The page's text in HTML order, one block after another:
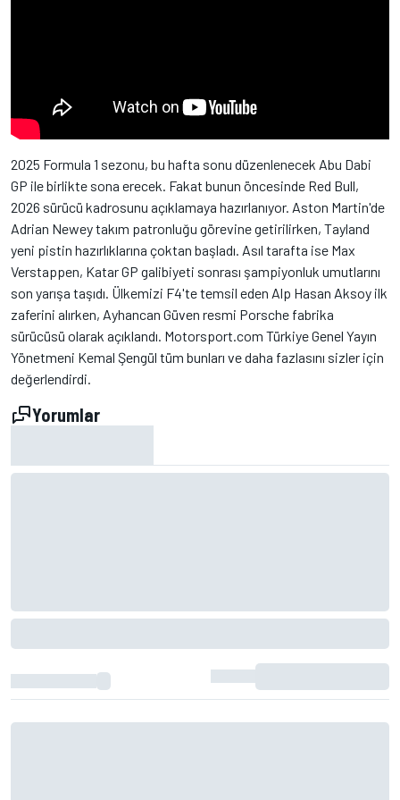
2025 Formula 1 sezonu, bu hafta sonu düzenlenecek Abu Dabi
GP ile birlikte sona erecek. Fakat bunun öncesinde Red Bull,
2026 sürücü kadrosunu açıklamaya hazırlanıyor. Aston Martin'de
Adrian Newey takım patronluğu görevine getirilirken, Tayland
yeni pistin hazırlıklarına çoktan başladı. Asıl tarafta ise Max
Verstappen, Katar GP galibiyeti sonrası şampiyonluk umutlarını
son yarışa taşıdı. Ülkemizi F4'te temsil eden Alp Hasan Aksoy ilk
zaferini alırken, Ayhancan Güven resmi Porsche fabrika
sürücüsü olarak açıklandı. Motorsport.com Türkiye Genel Yayın
Yönetmeni Kemal Şengül tüm bunları ve daha fazlasını sizler için
değerlendirdi.
Yorumlar